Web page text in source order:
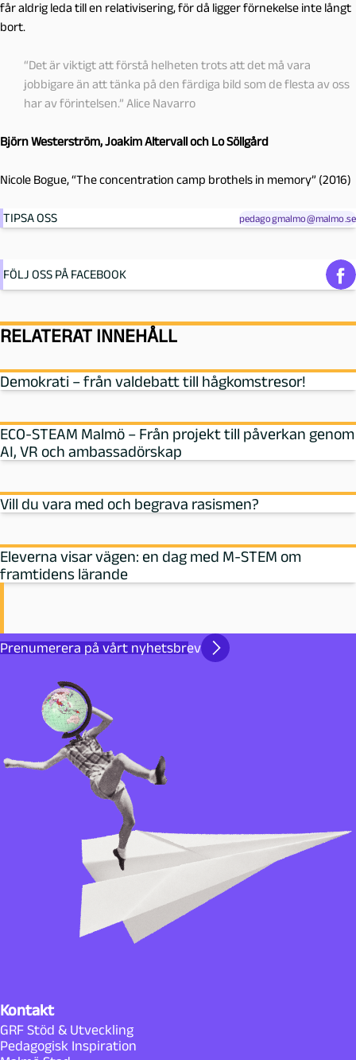
får aldrig leda till en relativisering, för då ligger förnekelse inte långt
bort.
“Det är viktigt att förstå helheten trots att det må vara
jobbigare än att tänka på den färdiga bild som de flesta av oss
har av förintelsen.” Alice Navarro
Björn Westerström, Joakim Altervall och Lo Söllgård
Nicole Bogue, “The concentration camp brothels in memory” (2016)
TIPSA OSS pedagogmalmo@malmo.se
FÖLJ OSS PÅ FACEBOOK
RELATERAT INNEHÅLL
Demokrati – från valdebatt till hågkomstresor!
ECO-STEAM Malmö – Från projekt till påverkan genom
AI, VR och ambassadörskap
Vill du vara med och begrava rasismen?
Eleverna visar vägen: en dag med M‑STEM om
framtidens lärande
Prenumerera på vårt nyhetsbrev
Kontakt
GRF Stöd & Utveckling
Pedagogisk Inspiration